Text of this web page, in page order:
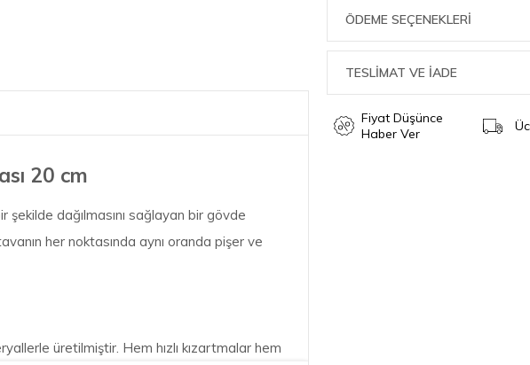
20 cm
şekilde dağılmasını sağlayan bir gövde
her noktasında aynı oranda pişer ve
üretilmiştir. Hem hızlı kızartmalar hem
ÖDEME SEÇENEKLERI
TESLİMAT VE İADE
Fiyat Düşünce
Haber Ver